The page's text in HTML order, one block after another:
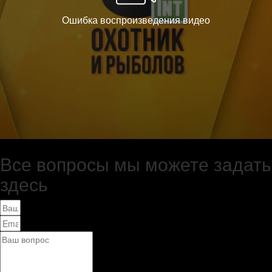
Все вопросы мы можете задать
здесь